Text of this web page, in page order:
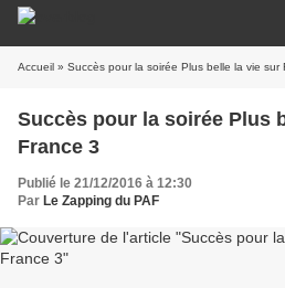
Accueil » Succès pour la soirée Plus belle la vie sur
Succès pour la soirée Plus
France 3
Publié le 21/12/2016 à 12:30
Par Le Zapping du PAF